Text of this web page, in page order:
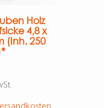
Holz
4,8 x
(Inh. 250